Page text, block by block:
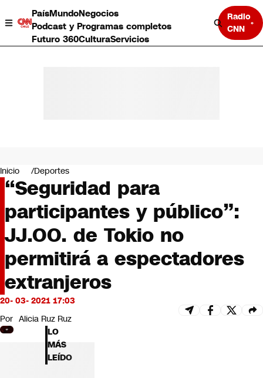
PaísMundoNegocios
Podcast y Programas completos
Futuro 360CulturaServicios
Radio
CNN
Negocios
Deportes
Programas completos
Cultura
Servicios
Bits
CNN tiempo
Futuro 360
Opinión
Inicio Deportes
“Seguridad para
participantes y público”:
JJ.OO. de Tokio no
permitirá a espectadores
extranjeros
20- 03- 2021 17:03
Por Alicia Ruz Ruz
LO
MÁS
LEÍDO